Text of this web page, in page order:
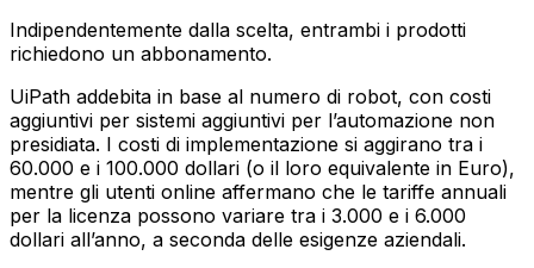
Indipendentemente dalla scelta, entrambi i prodotti
richiedono un abbonamento.
UiPath addebita in base al numero di robot, con costi
aggiuntivi per sistemi aggiuntivi per l’automazione non
presidiata. I costi di implementazione si aggirano tra i
60.000 e i 100.000 dollari (o il loro equivalente in Euro),
mentre gli utenti online affermano che le tariffe annuali
per la licenza possono variare tra i 3.000 e i 6.000
dollari all’anno, a seconda delle esigenze aziendali.